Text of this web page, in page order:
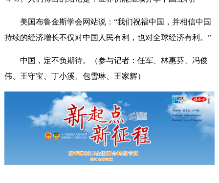
美国布鲁金斯学会网站说：“我们祝福中国，并相信中国
持续的经济增长不仅对中国人民有利，也对全球经济有利。”
中国，定不负期待。（参与记者：任军、林惠芬、冯俊
伟、王守宝、丁小溪、包雪琳、王家辉）